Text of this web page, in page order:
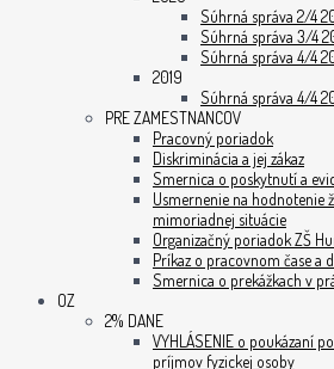
Súhrná správa 2/4
Súhrná správa 3/4
Súhrná správa 4/4
2019
Súhrná správa 4/4
PRE ZAMESTNANCOV
Pracovný poriadok
Diskriminácia a jej zákaz
Smernica o poskytnutí a
Usmernenie na hodnotenie
mimoriadnej situácie
Organizačný poriadok ZŠ
Príkaz o pracovnom čase a
Smernica o prekážkach v
OZ
2% DANE
VYHLÁSENIE o poukázaní
príjmov fyzickej osoby